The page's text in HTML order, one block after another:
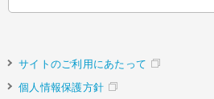
サイトのご利用にあたって
個人情報保護方針